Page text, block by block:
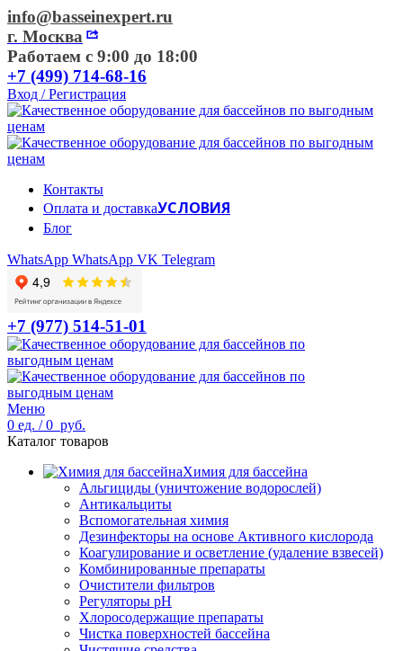
info@basseinexpert.ru
г. Москва
Работаем с 9:00 до 18:00
+7 (499) 714-68-16
Вход / Регистрация
Контакты
Оплата и доставкаУСЛОВИЯ
Блог
WhatsApp WhatsApp VK Telegram
+7 (977) 514-51-01
Меню
0 ед. / 0 руб.
Каталог товаров
Химия для бассейна
Альгициды (уничтожение водорослей)
Антикальциты
Вспомогательная химия
Дезинфекторы на основе Активного кислорода
Коагулирование и осветление (удаление взвесей)
Комбинированные препараты
Очистители фильтров
Регуляторы pH
Хлоросодержащие препараты
Чистка поверхностей бассейна